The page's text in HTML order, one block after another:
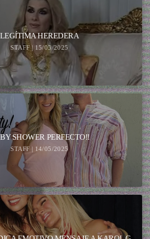
LEGÍTIMA HEREDERA
STAFF | 15/05/2025
SHOWER PERFECTO!!
STAFF | 14/05/2025